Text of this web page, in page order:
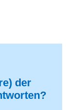
der